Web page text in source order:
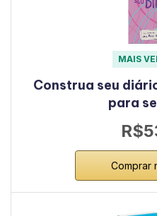
MAIS
Construa seu
para
Comprar